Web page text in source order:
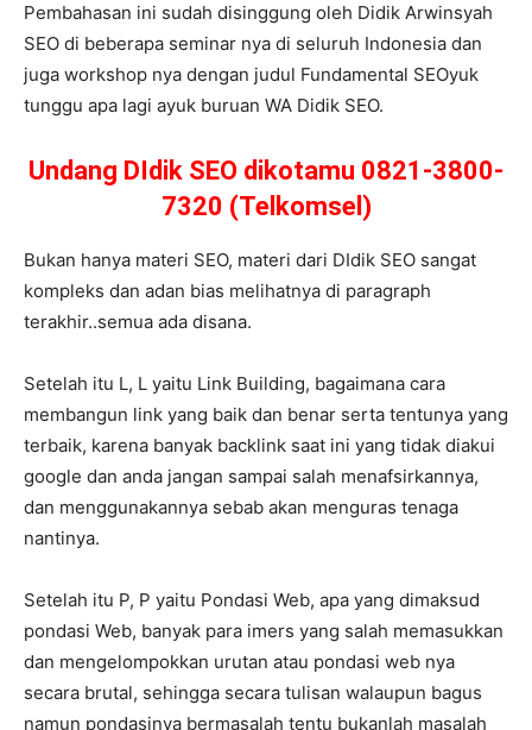
Pembahasan ini sudah disinggung oleh Didik Arwinsyah
SEO di beberapa seminar nya di seluruh Indonesia dan
juga workshop nya dengan judul Fundamental SEOyuk
tunggu apa lagi ayuk buruan WA Didik SEO.
Undang DIdik SEO dikotamu 0821-3800-
7320 (Telkomsel)
Bukan hanya materi SEO, materi dari DIdik SEO sangat
kompleks dan adan bias melihatnya di paragraph
terakhir..semua ada disana.
Setelah itu L, L yaitu Link Building, bagaimana cara
membangun link yang baik dan benar serta tentunya yang
terbaik, karena banyak backlink saat ini yang tidak diakui
google dan anda jangan sampai salah menafsirkannya,
dan menggunakannya sebab akan menguras tenaga
nantinya.
Setelah itu P, P yaitu Pondasi Web, apa yang dimaksud
pondasi Web, banyak para imers yang salah memasukkan
dan mengelompokkan urutan atau pondasi web nya
secara brutal, sehingga secara tulisan walaupun bagus
namun pondasinya bermasalah tentu bukanlah masalah